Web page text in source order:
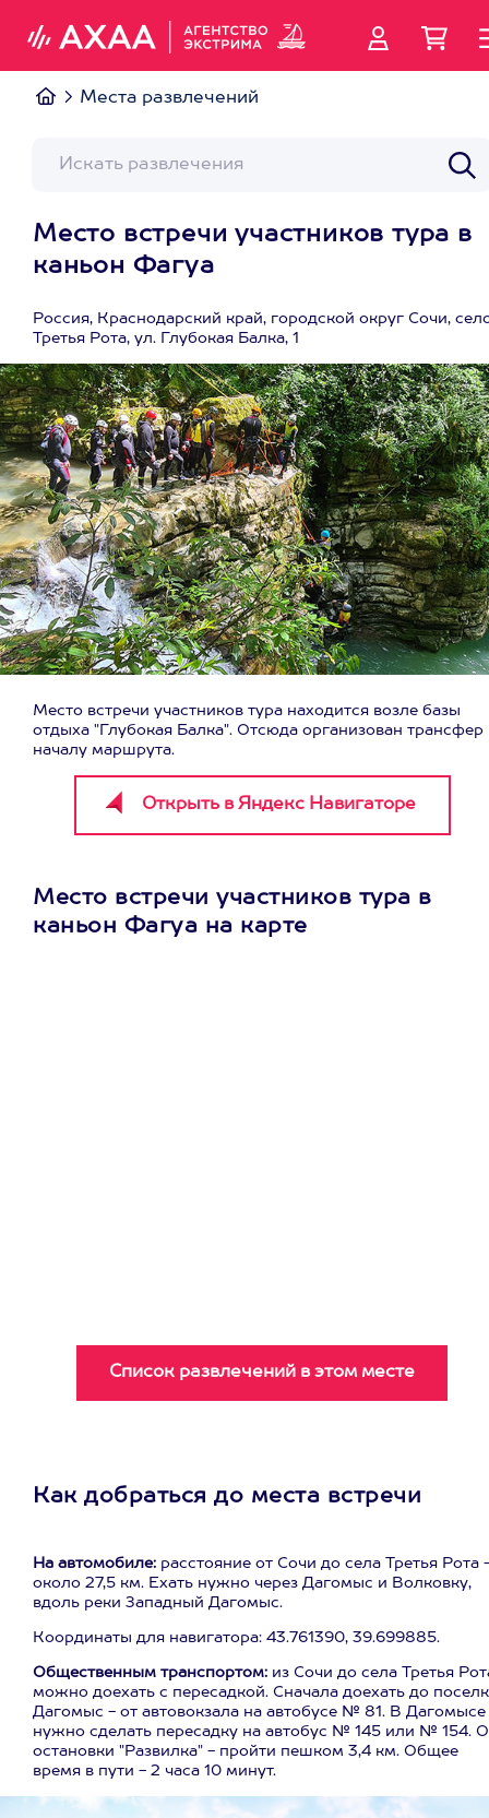
Места развлечений
Место встречи участников тура в
каньон Фагуа
Россия, Краснодарский край, городской округ Сочи,
Третья Рота, ул. Глубокая Балка, 1
Место встречи участников тура находится возле базы
отдыха "Глубокая Балка". Отсюда организован трансфер
началу маршрута.
Место встречи участников тура в
каньон Фагуа на карте
Как добраться до места встречи
На автомобиле: расстояние от Сочи до села Третья Рота
около 27,5 км. Ехать нужно через Дагомыс и Волковку,
вдоль реки Западный Дагомыс.
Координаты для навигатора: 43.761390, 39.699885.
Общественным транспортом: из Сочи до села Третья
можно доехать с пересадкой. Сначала доехать до
Дагомыс - от автовокзала на автобусе № 81. В Дагомысе
нужно сделать пересадку на автобус № 145 или № 154.
остановки "Развилка" - пройти пешком 3,4 км. Общее
время в пути - 2 часа 10 минут.